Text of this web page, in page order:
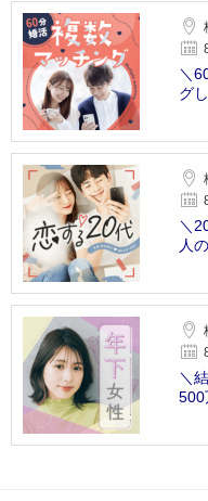
＼
グ
＼
人
＼
500